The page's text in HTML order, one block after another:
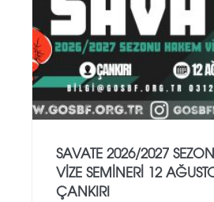
SAVATE 2026/2027
VİZE SEMİNERİ 12
ÇANKIRI